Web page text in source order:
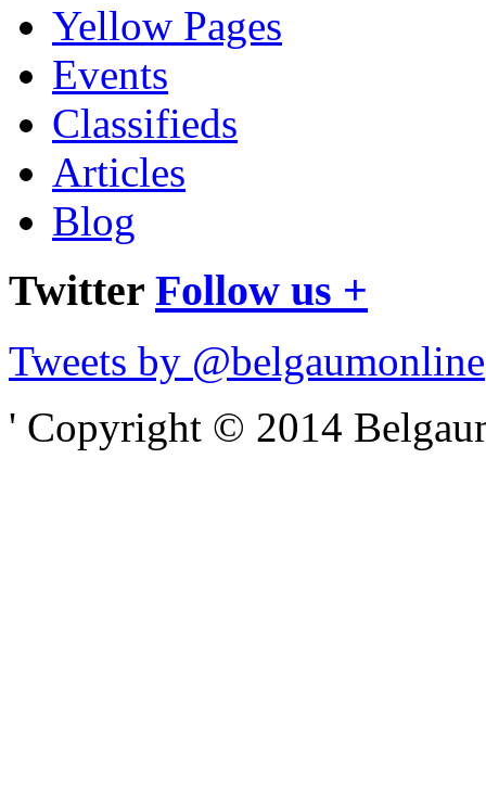
Yellow Pages
Events
Classifieds
Articles
Blog
Twitter Follow us +
Tweets by @belgaumonline
' Copyright © 2014